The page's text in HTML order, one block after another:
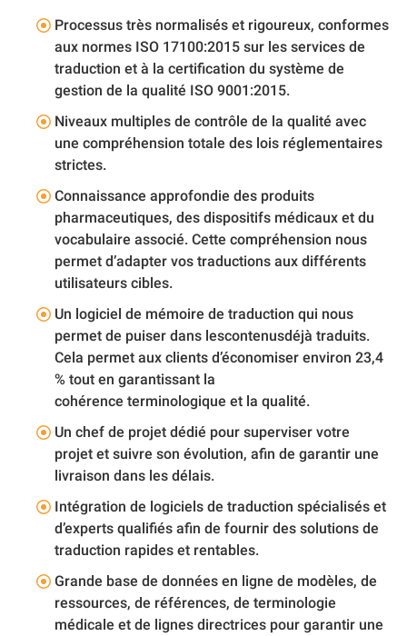
Processus très normalisés et rigoureux, conformes
aux normes ISO 17100:2015 sur les services de
traduction et à la certification du système de
gestion de la qualité ISO 9001:2015.
Niveaux multiples de contrôle de la qualité avec
une compréhension totale des lois réglementaires
strictes.
Connaissance approfondie des produits
pharmaceutiques, des dispositifs médicaux et du
vocabulaire associé. Cette compréhension nous
permet d’adapter vos traductions aux différents
utilisateurs cibles.
Un logiciel de mémoire de traduction qui nous
permet de puiser dans lescontenusdéjà traduits.
Cela permet aux clients d’économiser environ 23,4
% tout en garantissant la
cohérence terminologique et la qualité.
Un chef de projet dédié pour superviser votre
projet et suivre son évolution, afin de garantir une
livraison dans les délais.
Intégration de logiciels de traduction spécialisés et
d’experts qualifiés afin de fournir des solutions de
traduction rapides et rentables.
Grande base de données en ligne de modèles, de
ressources, de références, de terminologie
médicale et de lignes directrices pour garantir une